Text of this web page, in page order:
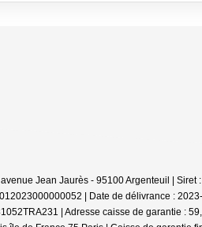
Jean Jaurès - 95100 Argenteuil |
| Date de délivrance :
| Adresse caisse de garantie :